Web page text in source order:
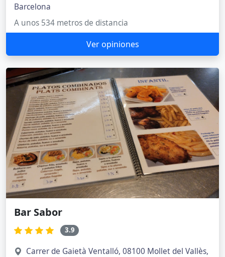
Barcelona
A unos 534 metros de distancia
Ver opiniones
Bar Sabor
3.9
Carrer de Gaietà Ventalló, 08100 Mollet del Vallès,